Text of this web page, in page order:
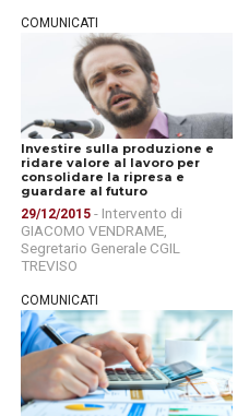
COMUNICATI
Investire sulla produzione e
ridare valore al lavoro per
consolidare la ripresa e
guardare al futuro
29/12/2015 - Intervento di
GIACOMO VENDRAME,
Segretario Generale CGIL
TREVISO
COMUNICATI